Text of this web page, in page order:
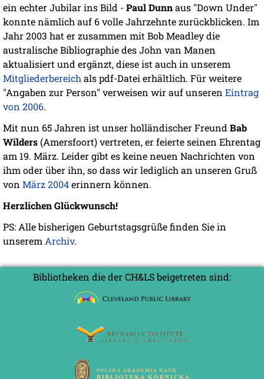
ein echter Jubilar ins Bild - Paul Dunnaus "Down Under"
konnte nämlich auf 6 volle Jahrzehnte zurückblicken. Im
Jahr 2003 hat er zusammen mit Bob Meadley die
australische Bibliographie des John van Manen
aktualisiert und ergänzt, diese ist auch in unserem
Mitgliederbereich als pdf-Datei erhältlich. Für weitere
"Angaben zur Person" verweisen wir auf unseren Eintrag
von 2006.
Mit nun 65 Jahren ist unser holländischer Freund Bab
Wilders(Amersfoort) vertreten, er feierte seinen Ehrentag
am 19. März. Leider gibt es keine neuen Nachrichten von
ihm oder über ihn, so dass wir lediglich an unseren Gruß
von März 2004erinnern können.
Herzlichen Glückwunsch!
PS: Alle bisherigen Geburtstagsgrüße finden Sie in
unserem Archiv.
Bibliotheken die der CH&LS beigetreten sind: